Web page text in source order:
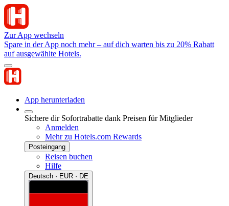
Zur App wechseln
Spare in der App noch mehr – auf dich warten bis zu 20% Rabatt
auf ausgewählte Hotels.
App herunterladen
Sichere dir Sofortrabatte dank Preisen für Mitglieder
Anmelden
Mehr zu Hotels.com Rewards
Posteingang
Reisen buchen
Hilfe
Deutsch · EUR · DE